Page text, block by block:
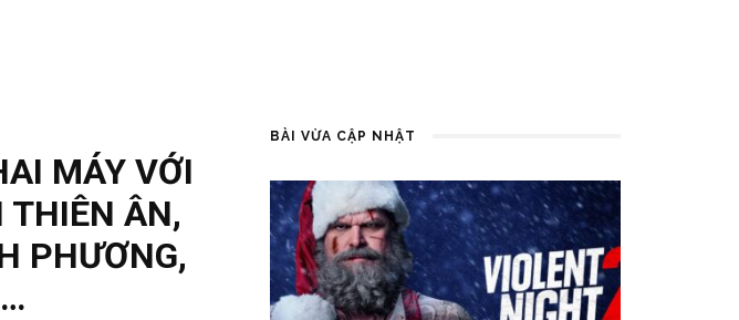
MÁY VỚI
THIÊN ÂN,
PHƯƠNG,
BÀI VỪA CẬP NHẬT